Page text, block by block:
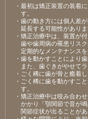
・最初は矯正装置の装着
す。
・⻭の動き⽅には個⼈差
延⻑する可能性がありま
・矯正治療中は、装置が
⻭や⻭周病の罹患リス
定期的なメンテナンス
・⻭を動かすことにより
また、⻭ぐきがやせて
・ごく稀に⻭が⾻と癒着
・ごく稀に⻭を動かすこ
す。
・矯正治療中は咬み合わ
かかり「顎関節で⾳が
関節症状が出ることがあ